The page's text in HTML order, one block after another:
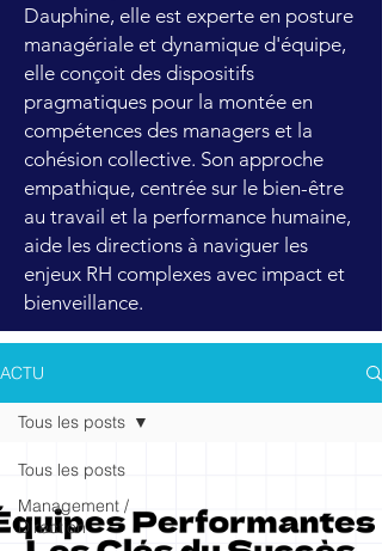
Dauphine, elle est experte en posture
managériale et dynamique d'équipe,
elle conçoit des dispositifs
pragmatiques pour la montée en
compétences des managers et la
cohésion collective. Son approche
empathique, centrée sur le bien-être
au travail et la performance humaine,
aide les directions à naviguer les
enjeux RH complexes avec impact et
bienveillance.
ACTU
Tous les posts
Management /
Direction
Tous les posts